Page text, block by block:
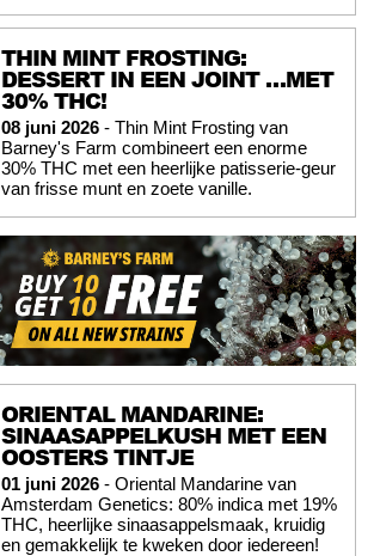
THIN MINT FROSTING:
DESSERT IN EEN JOINT …MET
30% THC!
08 juni 2026 - Thin Mint Frosting van
Barney's Farm combineert een enorme
30% THC met een heerlijke patisserie-geur
van frisse munt en zoete vanille.
ORIENTAL MANDARINE:
SINAASAPPELKUSH MET EEN
OOSTERS TINTJE
01 juni 2026 - Oriental Mandarine van
Amsterdam Genetics: 80% indica met 19%
THC, heerlijke sinaasappelsmaak, kruidig
en gemakkelijk te kweken door iedereen!